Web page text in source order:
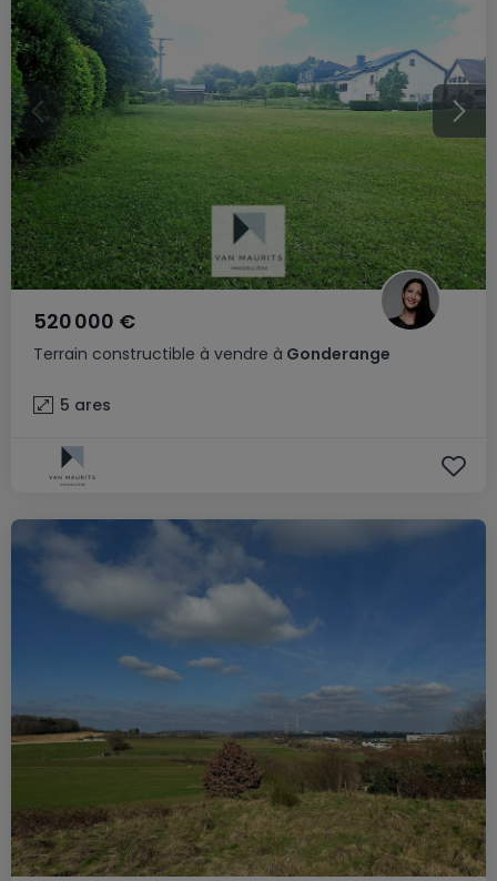
Terrain constructible à vendre à Gonderange
520 000 €
5 ares